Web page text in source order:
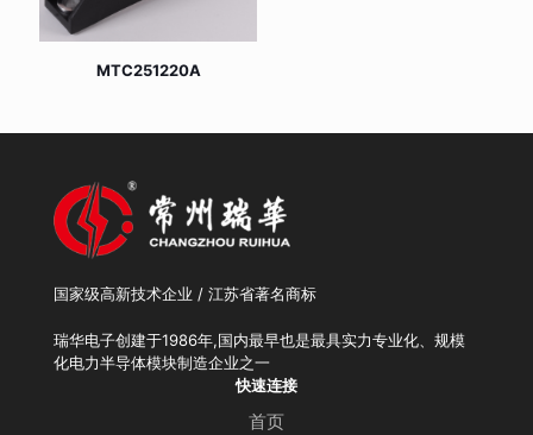
MTC251220A
国家级高新技术企业 / 江苏省著名商标
瑞华电子创建于1986年,国内最早也是最具实力专业化、规模
化电力半导体模块制造企业之一
快速连接
首页